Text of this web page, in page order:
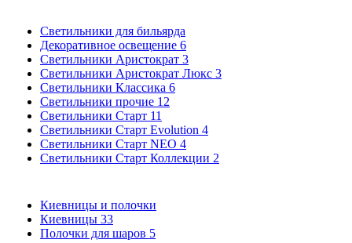
Светильники для бильярда
Декоративное освещение 6
Светильники Аристократ 3
Светильники Аристократ Люкс 3
Светильники Классика 6
Светильники прочие 12
Светильники Старт 11
Светильники Старт Evolution 4
Светильники Старт NEO 4
Светильники Старт Коллекции 2
Киевницы и полочки
Киевницы 33
Полочки для шаров 5